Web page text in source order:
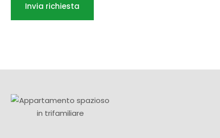
Invia richiesta